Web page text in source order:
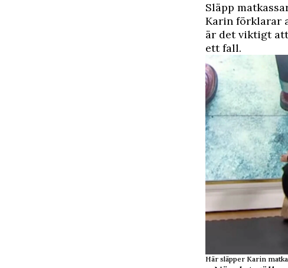
Släpp
Karin förklarar
är det viktigt
ett fall.
Här släpper Karin